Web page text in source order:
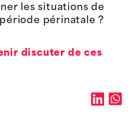
les situations de
périnatale ?
discuter de ces